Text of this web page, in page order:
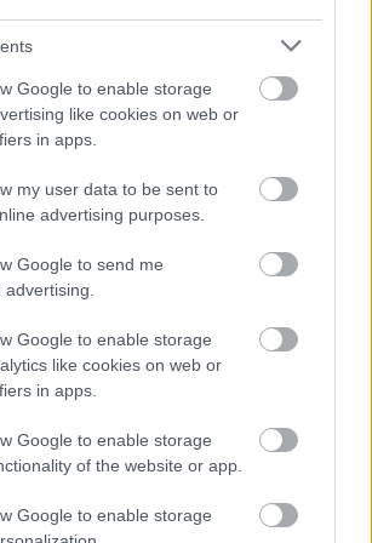
Google to enable storage
like cookies on web or
in apps.
my user data to be sent to
advertising purposes.
Google to send me
Google to enable storage
like cookies on web or
in apps.
Google to enable storage
of the website or app.
Google to enable storage
új vasútvonal láthatóan teljesen
bár néhol egy-egy fával benőtt
mint korábban, ami
a két nagy fejpályaudvarnak
itt egymás mellett voltak a
en Jefe
mennem Berlinbe...
der Freiherr von Sauerbronn